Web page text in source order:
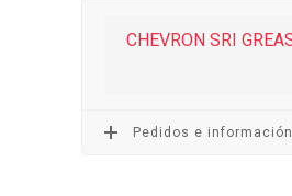
CHEVRON SRI
Pedidos e información